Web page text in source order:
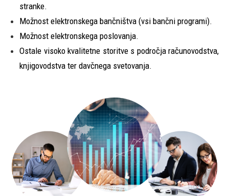
stranke.
Možnost elektronskega bančništva (vsi bančni programi).
Možnost elektronskega poslovanja.
Ostale visoko kvalitetne storitve s področja računovodstva,
knjigovodstva ter davčnega svetovanja.